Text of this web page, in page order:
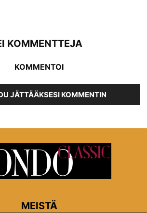
KOMMENTTEJA
KOMMENTOI
JÄTTÄÄKSESI KOMMENTIN
MEISTÄ